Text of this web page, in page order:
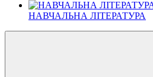
НАВЧАЛЬНА ЛІТЕРАТУРА